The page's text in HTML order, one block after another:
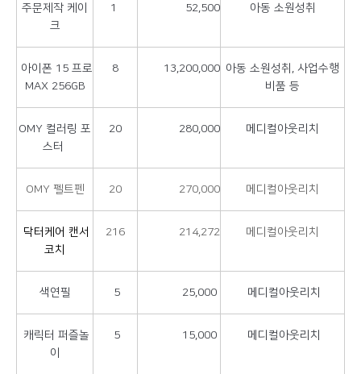
주문제작 케이
크
1 52,500 아동 소원성취
아이폰 15 프로
MAX 256GB
8 13,200,000 아동 소원성취, 사업수행
비품 등
OMY 컬러링 포
스터
20 280,000 메디컬아웃리치
OMY 펠트펜 20 270,000 메디컬아웃리치
닥터케어 캔서
코치
216 214,272 메디컬아웃리치
색연필 5 25,000 메디컬아웃리치
캐릭터 퍼즐놀
이
5 15,000 메디컬아웃리치